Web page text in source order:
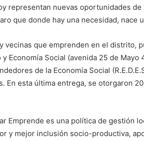
representan nuevas oportunidades
que donde hay una necesidad, nace
vecinas que emprenden en el distrito,
y Economía Social (avenida 25 de
de la Economía Social
En esta última entrega, se otorgaron
Emprende es una política de gestión
y mejor inclusión socio-productiva,